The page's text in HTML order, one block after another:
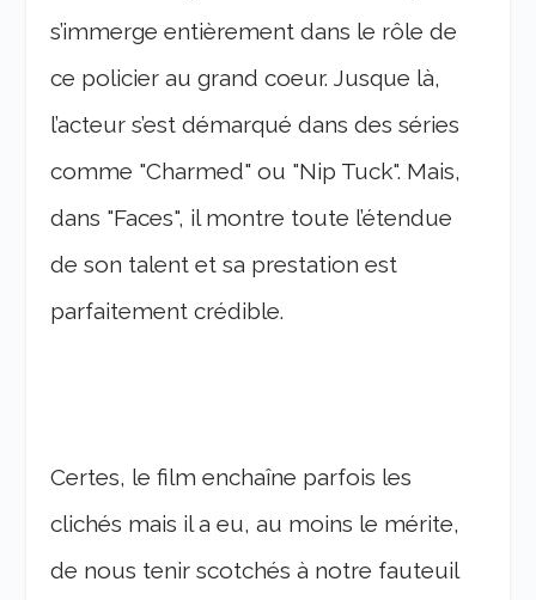
s’immerge entièrement dans le rôle de
ce policier au grand coeur. Jusque là,
l’acteur s’est démarqué dans des séries
comme "Charmed" ou "Nip Tuck". Mais,
dans "Faces", il montre toute l’étendue
de son talent et sa prestation est
parfaitement crédible.
Certes, le film enchaîne parfois les
clichés mais il a eu, au moins le mérite,
de nous tenir scotchés à notre fauteuil